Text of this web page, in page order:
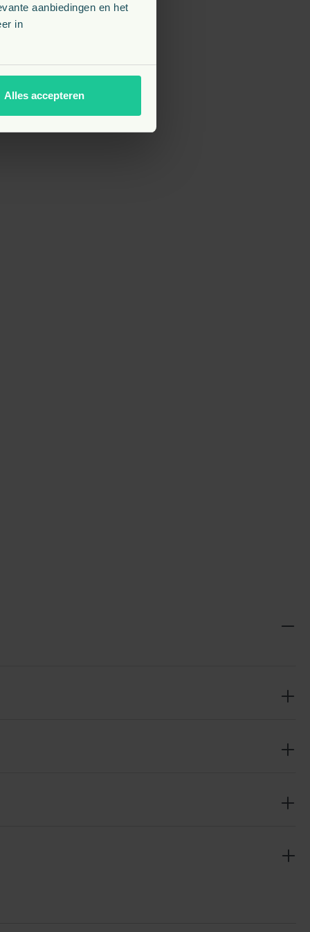
aanbiedingen en het
in
Alles accepteren